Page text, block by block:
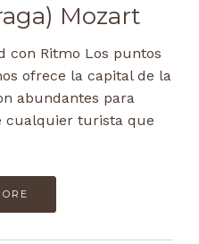
Mozart
con Ritmo Los puntos
ofrece la capital de la
abundantes para
cualquier turista que